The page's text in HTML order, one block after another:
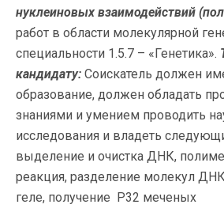
нуклеиновых взаимодействий
работ в области молекулярной
специальности 1.5.7 – «Генетика».
кандидату: Соискатель должен
образование, должен обладать
знаниями и умением проводить
исследования и владеть
выделение и очистка ДНК,
реакция, разделение молекул
геле, получение Р32 меченых